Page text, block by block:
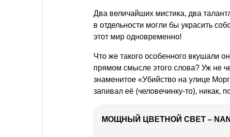
Два величайших мистика, два
в отдельности могли бы украсить
этот мир одновременно!
Что же такого особенного вкушали
прямом смысле этого слова? Уж не
знаменитое «Убийство на улице
запивал её (человечинку-то),
МОЩНЫЙ ЦВЕТНОЙ СВЕТ –